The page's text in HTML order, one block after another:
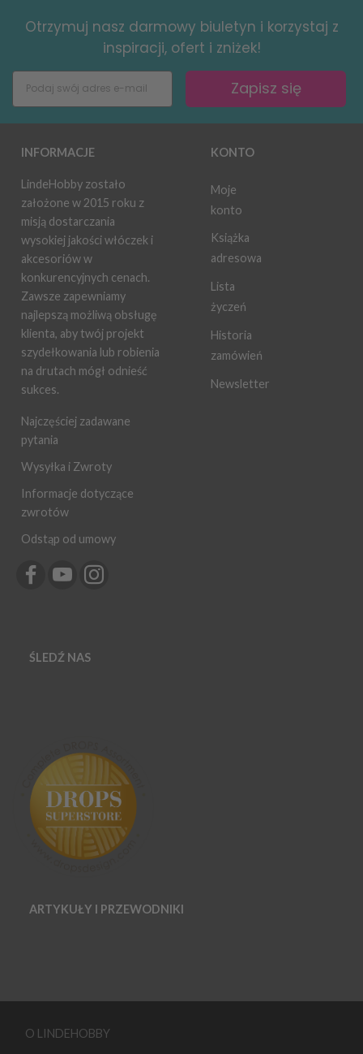
Otrzymuj nasz darmowy biuletyn i korzystaj z
inspiracji, ofert i zniżek!
Zapisz się
INFORMACJE
LindeHobby zostało
założone w 2015 roku z
misją dostarczania
wysokiej jakości włóczek i
akcesoriów w
konkurencyjnych cenach.
Zawsze zapewniamy
najlepszą możliwą obsługę
klienta, aby twój projekt
szydełkowania lub robienia
na drutach mógł odnieść
sukces.
Najczęściej zadawane
pytania
Wysyłka i Zwroty
Informacje dotyczące
zwrotów
Odstąp od umowy
KONTO
Moje
konto
Książka
adresowa
Lista
życzeń
Historia
zamówień
Newsletter
ŚLEDŹ NAS
ARTYKUŁY I PRZEWODNIKI
O LINDEHOBBY